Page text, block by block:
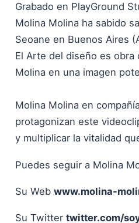
Grabado en PlayGround
Molina Molina ha sabido
Seoane en Buenos Aires
El Arte del diseño es
Molina en una imagen
Molina Molina en
protagonizan este
y multiplicar la vitalidad
Puedes seguir a Molina
Su Web www.molina-
Su Twitter twitter.com/